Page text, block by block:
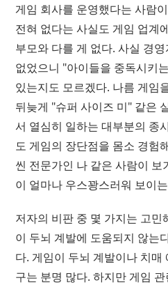
게임 회사를 운영했다는 사람
전혀 없다는 사실도 게임 업계
부모와 다를 게 없다. 사실 경
없었으니 "아이들을 중독시키
있는지도 모르겠다. 나름 게임
뒤늦게 "슈퍼 사이즈 미" 같은
서 열심히 일하는 대부분의 종
도 게임의 장단점을 몸소 경험
씬 전문가인 나 같은 사람이 보
이 얼마나 우스꽝스러워 보이
저자의 비판 중 몇 가지는 고민
이 두뇌 계발에 도움되지 않는
다. 게임이 두뇌 계발이나 치매
구는 분명 많다. 하지만 게임